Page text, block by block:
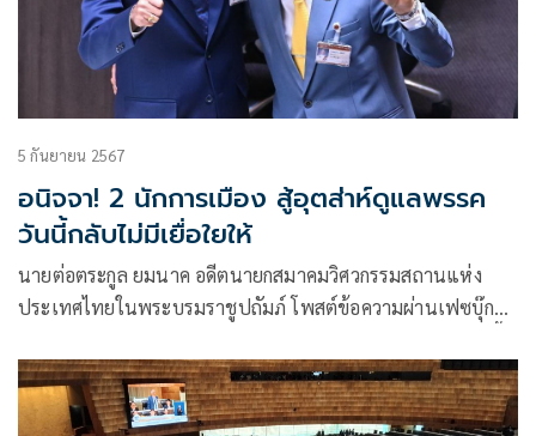
5 กันยายน 2567
อนิจจา! 2 นักการเมือง สู้อุตส่าห์ดูแลพรรค
วันนี้กลับไม่มีเยื่อใยให้
นายต่อตระกูล ยมนาค อดีตนายกสมาคมวิศวกรรมสถานแห่ง
ประเทศไทยในพระบรมราชูปถัมภ์ โพสต์ข้อความผ่านเฟซบุ๊กว่า
ไม่มีเยื่อใยให้